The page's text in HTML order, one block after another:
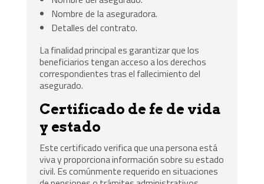
Nombre de la aseguradora.
Detalles del contrato.
La finalidad principal es garantizar que los
beneficiarios tengan acceso a los derechos
correspondientes tras el fallecimiento del
asegurado.
Certificado de fe de vida
y estado
Este certificado verifica que una persona está
viva y proporciona información sobre su estado
civil. Es comúnmente requerido en situaciones